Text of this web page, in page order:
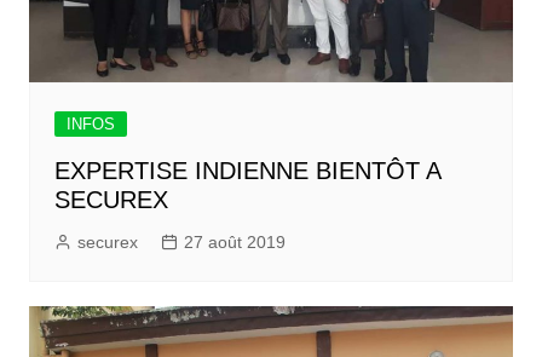
INFOS
EXPERTISE INDIENNE BIENTÔT A
SECUREX
securex 27 août 2019